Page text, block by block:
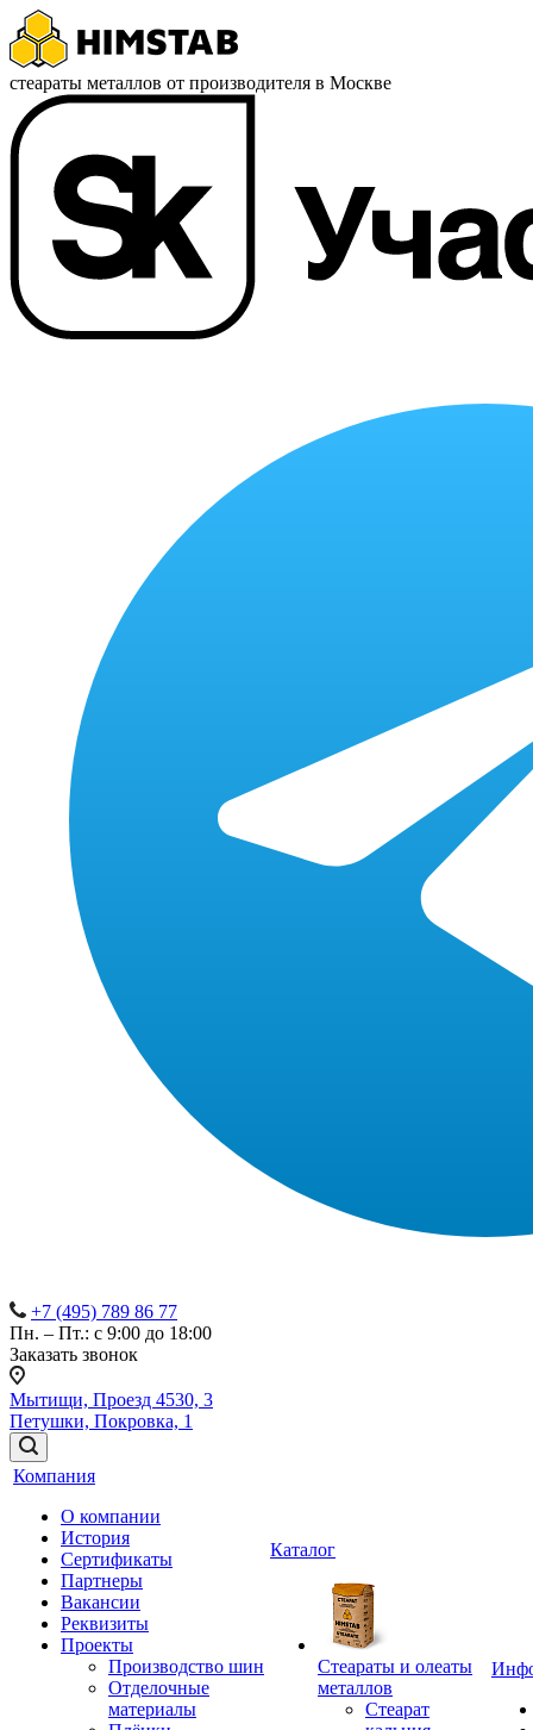
стеараты металлов от производителя в Москве
+7 (495) 789 86 77
Пн. – Пт.: с 9:00 до 18:00
Заказать звонок
Мытищи, Проезд 4530, 3
Петушки, Покровка, 1
Компания
О компании
История
Сертификаты
Партнеры
Вакансии
Реквизиты
Проекты
Производство шин
Отделочные
материалы
Каталог
Стеараты и олеаты
металлов
Стеарат